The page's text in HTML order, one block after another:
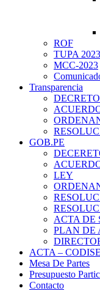
ROF
TUPA 2023
MCC-2023
Transparencia
GOB.PE
LEY
ACTA DE
PLAN DE
ACTA –
Mesa De Partes
Presupuesto
Contacto